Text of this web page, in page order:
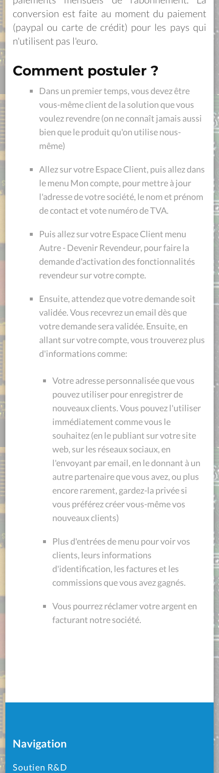
conversion est faite au moment du paiement
(paypal ou carte de crédit) pour les pays qui
n'utilisent pas l'euro.
Comment postuler ?
Dans un premier temps, vous devez être
vous-même client de la solution que vous
voulez revendre (on ne connaît jamais aussi
bien que le produit qu'on utilise nous-
même)
Allez sur votre Espace Client, puis allez dans
le menu Mon compte, pour mettre à jour
l'adresse de votre société, le nom et prénom
de contact et vote numéro de TVA.
Puis allez sur votre Espace Client menu
Autre - Devenir Revendeur, pour faire la
demande d'activation des fonctionnalités
revendeur sur votre compte.
Ensuite, attendez que votre demande soit
validée. Vous recevrez un email dès que
votre demande sera validée. Ensuite, en
allant sur votre compte, vous trouverez plus
d'informations comme:
Votre adresse personnalisée que vous
pouvez utiliser pour enregistrer de
nouveaux clients. Vous pouvez l'utiliser
immédiatement comme vous le
souhaitez (en le publiant sur votre site
web, sur les réseaux sociaux, en
l'envoyant par email, en le donnant à un
autre partenaire que vous avez, ou plus
encore rarement, gardez-la privée si
vous préférez créer vous-même vos
nouveaux clients)
Plus d'entrées de menu pour voir vos
clients, leurs informations
d'identification, les factures et les
commissions que vous avez gagnés.
Vous pourrez réclamer votre argent en
facturant notre société.
Navigation
Soutien R&D